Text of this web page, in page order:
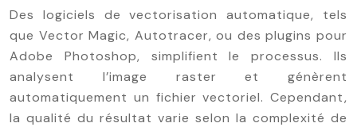
Des logiciels de vectorisation automatique, tels
que Vector Magic, Autotracer, ou des plugins pour
Adobe Photoshop, simplifient le processus. Ils
analysent l’image raster et génèrent
automatiquement un fichier vectoriel. Cependant,
la qualité du résultat varie selon la complexité de